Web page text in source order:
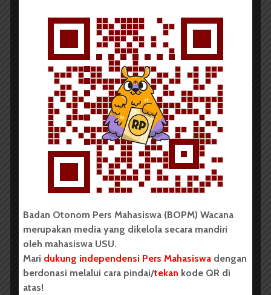
BERITA KAMPUS
Fakultas Vokasi USU Peroleh
Maba Terbanyak pada...
BERITA KAMPUS
Badan Otonom Pers Mahasiswa (BOPM) Wacana
merupakan media yang dikelola secara mandiri
oleh mahasiswa USU.
Mari dukung independensi Pers Mahasiswa dengan
berdonasi melalui cara pindai/tekan kode QR di
atas!